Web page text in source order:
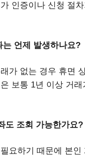
인증이나 신청 절
는 언제 발생하나요?
가 없는 경우 휴면
보통 1년 이상 거래
도 조회 가능한가요?
요하기 때문에 본인